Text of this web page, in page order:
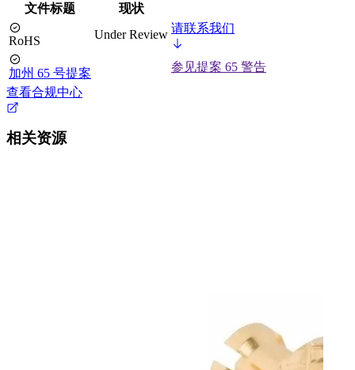
文件标题 现状
RoHS Under Review 请联系我们
加州 65 号提案
参见提案 65 警告
查看合规中心
相关资源